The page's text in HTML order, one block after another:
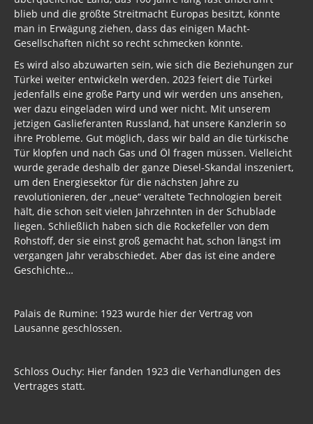
Ukraine
UN
Welt aktuell
Türkei
Russland
Politik
Archiv Informationen 2017, 2016, 2015
Musik
Gästebuch
blieb und die größte Streitmacht Europas besitzt, könnte
man in Erwägung ziehen, dass das einigen Macht-
Gesellschaften nicht so recht schmecken könnte.
Es wird also abzuwarten sein, wie sich die Beziehungen zur
Türkei weiter entwickeln werden. 2023 feiert die Türkei
jedenfalls eine große Party und wir werden uns ansehen,
wer dazu eingeladen wird und wer nicht. Mit unserem
jetzigen Gaslieferanten Russland, hat unsere Kanzlerin so
ihre Probleme. Gut möglich, dass wir bald an die türkische
Tür klopfen und nach Gas und Öl fragen müssen. Vielleicht
wurde gerade deshalb der ganze Diesel-Skandal inszeniert,
um den Energiesektor für die nächsten Jahre zu
revolutionieren, der „neue“ veraltete Technologien bereit
hält, die schon seit vielen Jahrzehnten in der Schublade
liegen. Schließlich haben sich die Rockefeller von dem
Rohstoff, der sie einst groß gemacht hat, schon längst im
vergangen Jahr verabschiedet. Aber das ist eine andere
Geschichte…
Palais de Rumine: 1923 wurde hier der Vertrag von
Lausanne geschlossen.
Schloss Ouchy: Hier fanden 1923 die Verhandlungen des
Vertrages statt.